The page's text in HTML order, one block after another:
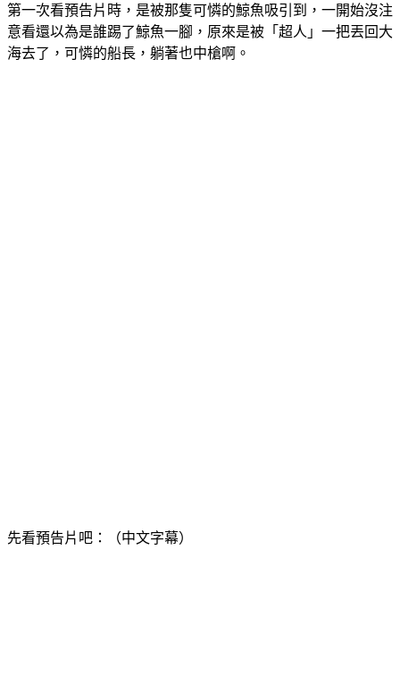
第一次看預告片時，是被那隻可憐的鯨魚吸引到，一開始沒注
意看還以為是誰踢了鯨魚一腳，原來是被「超人」一把丟回大
海去了，可憐的船長，躺著也中槍啊。
先看預告片吧：（中文字幕）